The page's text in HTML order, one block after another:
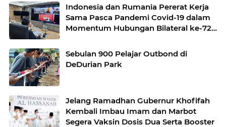
Indonesia dan Rumania Pererat Kerja
Sama Pasca Pandemi Covid-19 dalam
Momentum Hubungan Bilateral ke-72
Sebulan 900 Pelajar Outbond di
DeDurian Park
Jelang Ramadhan Gubernur Khofifah
Kembali Imbau Imam dan Marbot
Segera Vaksin Dosis Dua Serta Booster